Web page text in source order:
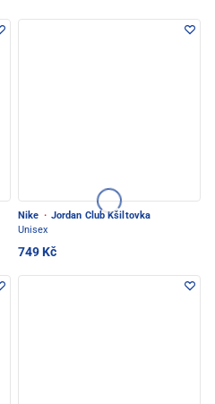
Nike · Jordan Club Kšiltovka
Unisex
749 Kč